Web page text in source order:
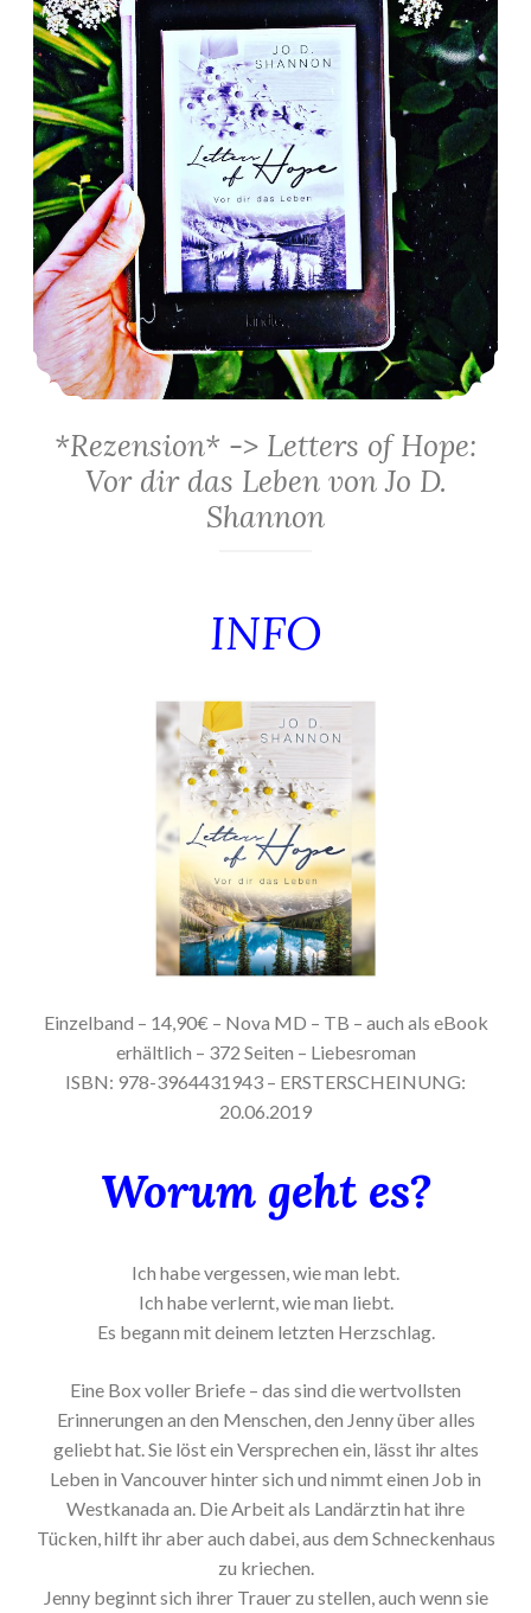
*Rezension* -> Letters of Hope:
Vor dir das Leben von Jo D.
Shannon
INFO
Einzelband – 14,90€ – Nova MD – TB – auch als eBook
erhältlich – 372 Seiten – Liebesroman
ISBN: 978-3964431943 – ERSTERSCHEINUNG:
20.06.2019
Worum geht es?
Ich habe vergessen, wie man lebt.
Ich habe verlernt, wie man liebt.
Es begann mit deinem letzten Herzschlag.
Eine Box voller Briefe – das sind die wertvollsten
Erinnerungen an den Menschen, den Jenny über alles
geliebt hat. Sie löst ein Versprechen ein, lässt ihr altes
Leben in Vancouver hinter sich und nimmt einen Job in
Westkanada an. Die Arbeit als Landärztin hat ihre
Tücken, hilft ihr aber auch dabei, aus dem Schneckenhaus
zu kriechen.
Jenny beginnt sich ihrer Trauer zu stellen, auch wenn sie